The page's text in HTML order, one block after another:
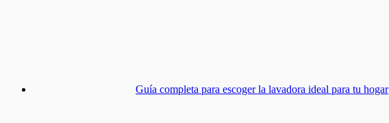
Guía completa para escoger la lavadora ideal para tu hogar